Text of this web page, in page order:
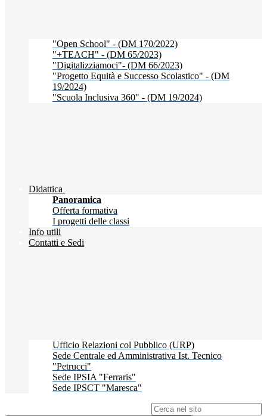
"Open School" - (DM 170/2022)
"+TEACH" - (DM 65/2023)
"Digitalizziamoci"- (DM 66/2023)
"Progetto Equità e Successo Scolastico" - (DM
19/2024)
"Scuola Inclusiva 360" - (DM 19/2024)
Didattica
Panoramica
Offerta formativa
I progetti delle classi
Info utili
Contatti e Sedi
Ufficio Relazioni col Pubblico (URP)
Sede Centrale ed Amministrativa Ist. Tecnico
"Petrucci"
Sede IPSIA "Ferraris"
Sede IPSCT "Maresca"